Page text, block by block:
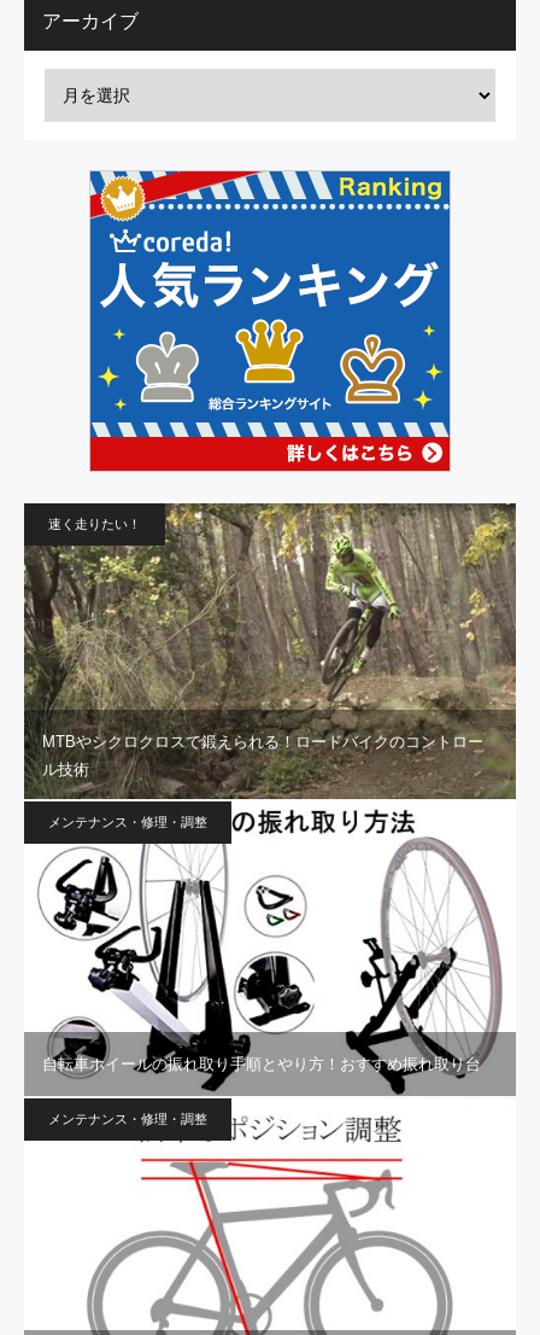
アーカイブ
速く走りたい！
MTBやシクロクロスで鍛えられる！ロードバイクのコントロー
ル技術
メンテナンス・修理・調整
自転車ホイールの振れ取り手順とやり方！おすすめ振れ取り台
メンテナンス・修理・調整